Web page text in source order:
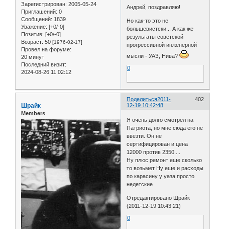
Зарегистрирован: 2005-05-24
Приглашений: 0
Сообщений: 1839
Уважение: [+0/-0]
Позитив: [+0/-0]
Возраст: 50 [1976-02-17]
Провел на форуме:
20 минут
Последний визит:
2024-08-26 11:02:12
Андрей, поздравляю!
Но как-то это не
большевистски... А как же
результаты советской
прогрессивной инженерной
мысли - УАЗ, Нива?
0
Поделиться 402
2011-
12-19 10:42:48
Шрайк
Members
Я очень долго смотрел на
Патриота, но мне сюда его не
ввезти. Он не
сертифицирован и цена
12000 против 2350....
Ну плюс ремонт еще сколько
то возьмет Ну еще и расходы
по карасину у уаза просто
недетские
Отредактировано Шрайк
(2011-12-19 10:43:21)
0